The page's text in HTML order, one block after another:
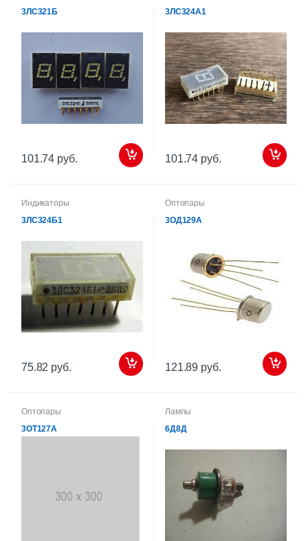
3ЛС321Б
101.74 руб.
3ЛС324А1
101.74 руб.
Индикаторы
3ЛС324Б1
75.82 руб.
Оптопары
3ОД129А
121.89 руб.
Оптопары
3ОТ127А
Лампы
6Д8Д